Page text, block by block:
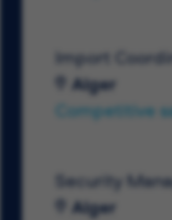
Import
Alger
Competitive
Security
Alger